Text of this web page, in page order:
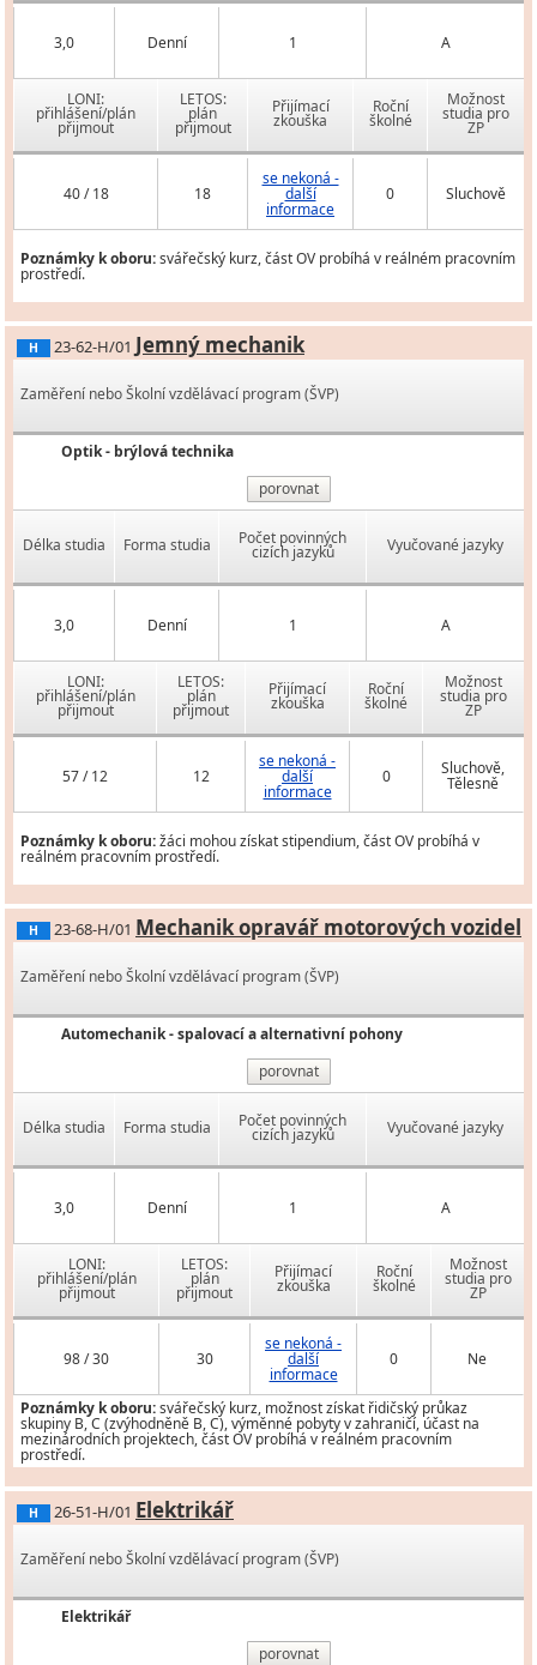
3,0 Denní 1 A
LONI:
přihlášení/plán
přijmout
LETOS:
plán
přijmout
Přijímací
zkouška
Roční
školné
Možnost
studia pro
ZP
40 / 18 18
se nekoná -
další
informace
0 Sluchově
Poznámky k oboru:svářečský kurz, část OV probíhá v reálném pracovním
prostředí.
H 23-62-H/01 Jemný mechanik
Zaměření nebo Školní vzdělávací program (ŠVP)
Optik - brýlová technika
porovnat
Délka studia Forma studia Počet povinných
cizích jazyků Vyučované jazyky
3,0 Denní 1 A
LONI:
přihlášení/plán
přijmout
LETOS:
plán
přijmout
Přijímací
zkouška
Roční
školné
Možnost
studia pro
ZP
57 / 12 12
se nekoná -
další
informace
0 Sluchově,
Tělesně
Poznámky k oboru:žáci mohou získat stipendium, část OV probíhá v
reálném pracovním prostředí.
H 23-68-H/01 Mechanik opravář motorových vozidel
Zaměření nebo Školní vzdělávací program (ŠVP)
Automechanik - spalovací a alternativní pohony
porovnat
Délka studia Forma studia Počet povinných
cizích jazyků Vyučované jazyky
3,0 Denní 1 A
LONI:
přihlášení/plán
přijmout
LETOS:
plán
přijmout
Přijímací
zkouška
Roční
školné
Možnost
studia pro
ZP
98 / 30 30
se nekoná -
další
informace
0 Ne
Poznámky k oboru:svářečský kurz, možnost získat řidičský průkaz
skupiny B, C (zvýhodněně B, C), výměnné pobyty v zahraničí, účast na
mezinárodních projektech, část OV probíhá v reálném pracovním
prostředí.
H 26-51-H/01 Elektrikář
Zaměření nebo Školní vzdělávací program (ŠVP)
Elektrikář
porovnat